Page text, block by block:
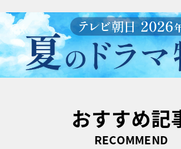
おすすめ記
RECOMMEND